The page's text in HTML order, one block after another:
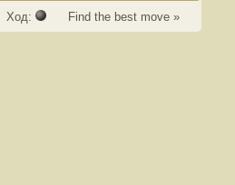
Ход: Find the best move »